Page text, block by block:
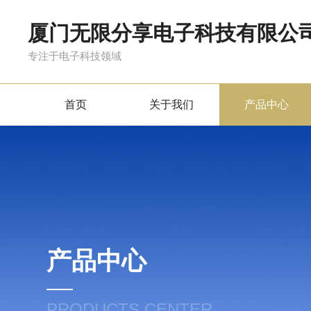
厦门无限分享电子科技有限公
专注于电子科技领域
首页 关于我们 产品中心
产品中心